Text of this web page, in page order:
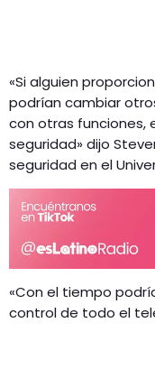
«Si alguien
podrían cambiar
con otras funciones,
seguridad» dijo
seguridad en el
«Con el tiempo
control de todo el